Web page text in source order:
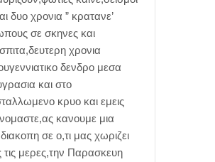
δυο χρονια ” κρατανε’
σε σκηνες και
χρονια
δενδρο μεσα
και στο
κρυο και εμεις
κανουμε μια
σε ο,τι μας χωριζει
τις μερες,την Παρασκευη